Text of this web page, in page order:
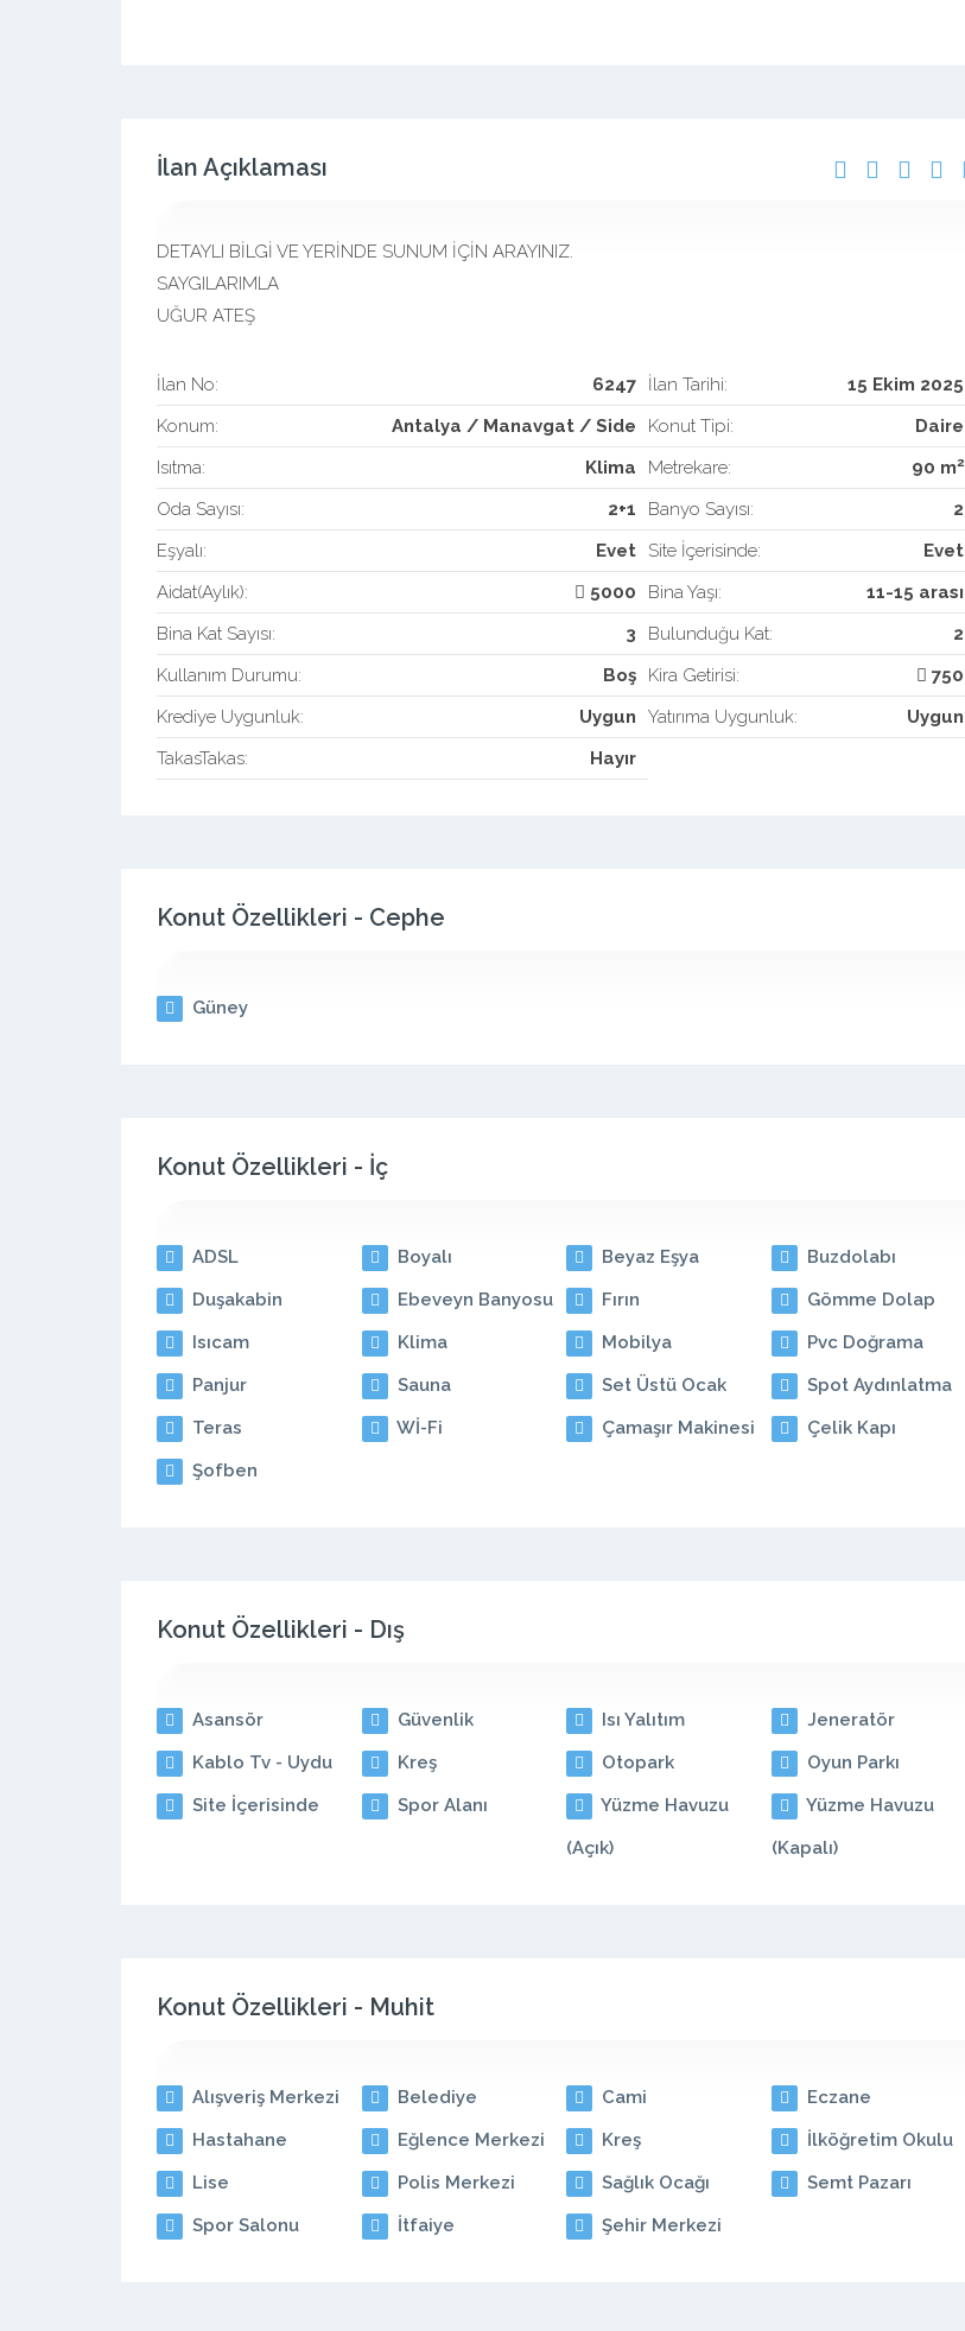
İlan Açıklaması
DETAYLI BİLGİ VE YERİNDE SUNUM İÇİN ARAYINIZ.
SAYGILARIMLA
UĞUR ATEŞ
İlan No: 6247 İlan Tarihi:
15 Ekim 2025
Konum:
Antalya / Manavgat / Side Konut Tipi:
Daire
Isıtma:
Klima Metrekare: 90 m2
Oda Sayısı: 2+1 Banyo Sayısı:
2
Eşyalı:
Evet Site İçerisinde:
Evet
Aidat(Aylık):
5000 Bina Yaşı:
11-15 arası
Bina Kat Sayısı:
3 Bulunduğu Kat:
2
Kullanım Durumu:
Boş Kira Getirisi:
750
Krediye Uygunluk:
Uygun Yatırıma Uygunluk:
Uygun
TakasTakas:
Hayır
Konut Özellikleri - Cephe
Güney
Konut Özellikleri - İç
ADSL Boyalı Beyaz Eşya
Buzdolabı
Duşakabin
Ebeveyn Banyosu Fırın
Gömme Dolap
Isıcam
Klima Mobilya
Pvc Doğrama
Panjur
Sauna Set Üstü Ocak
Spot Aydınlatma
Teras
Wİ-Fi Çamaşır Makinesi
Çelik Kapı
Şofben
Konut Özellikleri - Dış
Asansör Güvenlik Isı Yalıtım
Jeneratör
Kablo Tv - Uydu
Kreş Otopark
Oyun Parkı
Site İçerisinde
Spor Alanı
Yüzme Havuzu
(Açık)
Yüzme Havuzu
(Kapalı)
Konut Özellikleri - Muhit
Alışveriş Merkezi Belediye Cami
Eczane
Hastahane
Eğlence Merkezi Kreş
İlköğretim Okulu
Lise
Polis Merkezi Sağlık Ocağı
Semt Pazarı
Spor Salonu
İtfaiye Şehir Merkezi